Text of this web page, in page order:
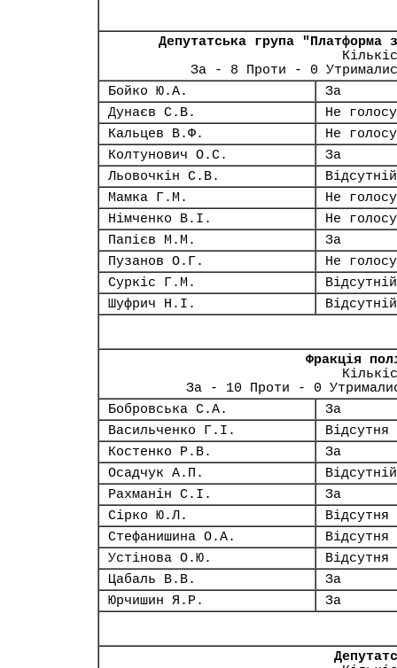
Депутатська група
За - 8 Проти - 0
Бойко Ю.А.
За
Дунаєв С.В.
Не
Кальцев В.Ф.
Не
Колтунович О.С.
За
Льовочкін С.В.
Відсутній
Мамка Г.М.
Не
Німченко В.І.
Не
Папієв М.М.
За
Пузанов О.Г.
Не
Суркіс Г.М.
Відсутній
Шуфрич Н.І.
Відсутній
Фракція
За - 10 Проти - 0
Бобровська С.А.
За
Васильченко Г.І.
Відсутня
Костенко Р.В.
За
Осадчук А.П.
Відсутній
Рахманін С.І.
За
Сірко Ю.Л.
Відсутня
Стефанишина О.А.
Відсутня
Устінова О.Ю.
Відсутня
Цабаль В.В.
За
Юрчишин Я.Р.
За